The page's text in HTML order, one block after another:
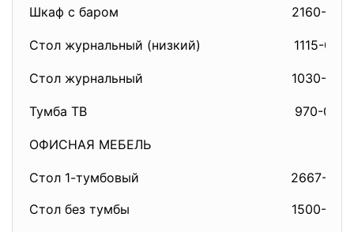
Шкаф с баром
2160-00
Стол журнальный (низкий) 1115-00
Стол журнальный 1030-00
Тумба ТВ 970-00
ОФИСНАЯ МЕБЕЛЬ
Стол 1-тумбовый
Стол без тумбы
2667-00
1500-00